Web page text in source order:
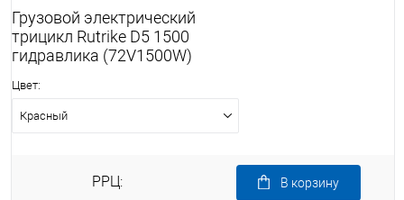
Грузовой электрический
трицикл Rutrike D5 1500
гидравлика (72V1500W)
Цвет:
Красный
РРЦ: В корзину